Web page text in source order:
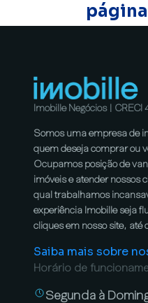
Imobille Negócios |
Somos uma empresa de
quem deseja comprar ou
Ocupamos posição de
imóveis e atender nossos
qual trabalhamos
experiência Imobille seja
cliques em nosso site, até
Saiba mais sobre
Horário de
Segunda à